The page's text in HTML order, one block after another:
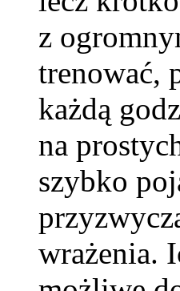
z
trenować,
każdą
na
szybko
wrażenia.